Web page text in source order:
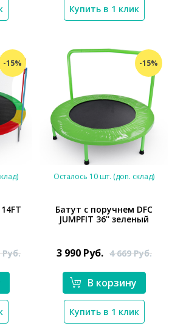
Купить в 1 клик
-15%
Руб.
-15%
Осталось 10 шт. (доп. склад)
Батут с поручнем DFC
JUMPFIT 36'' зеленый
3 990 Руб. 4 669Руб.
В корзину
Купить в 1 клик